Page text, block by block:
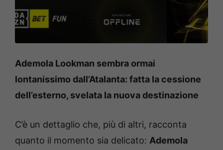
Ademola Lookman sembra ormai
lontanissimo dall’Atalanta: fatta la cessione
dell’esterno, svelata la nuova destinazione
C’è un dettaglio che, più di altri, racconta
quanto il momento sia delicato: Ademola